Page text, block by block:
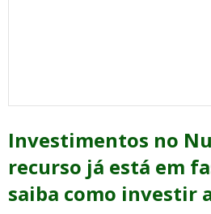
Investimentos no
recurso já está em
saiba como investir